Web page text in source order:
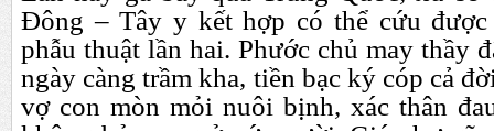
Đông – Tây y kết hợp có thể cứu được
phẫu thuật lần hai. Phước chủ may thầy
ngày càng trầm kha, tiền bạc ký cóp cả
vợ con mòn mỏi nuôi bịnh, xác thân